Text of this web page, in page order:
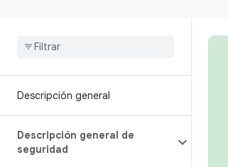
Descripción general
Descripción general de
seguridad